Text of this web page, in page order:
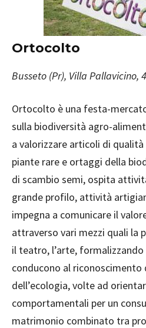
Ortocolto
Busseto (Pr), Villa Pallavicino,
Ortocolto è una festa-
sulla biodiversità agro-
a valorizzare articoli di
piante rare e ortaggi della
di scambio semi, ospita
grande profilo, attività
impegna a comunicare il
attraverso vari mezzi quali la
il teatro, l’arte,
conducono al
dell’ecologia, volte ad
comportamentali per un
matrimonio combinato tra